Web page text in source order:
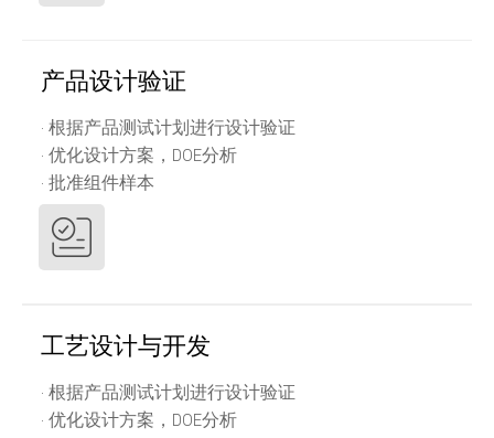
产品设计验证
· 根据产品测试计划进行设计验证
· 优化设计方案，DOE分析
· 批准组件样本
工艺设计与开发
· 根据产品测试计划进行设计验证
· 优化设计方案，DOE分析